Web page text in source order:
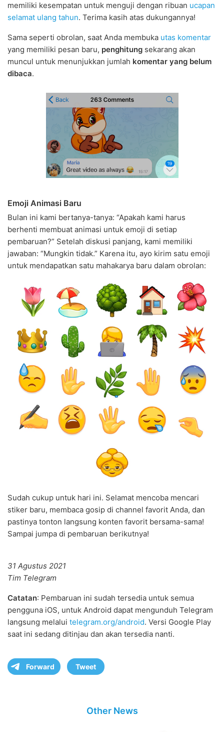
memiliki kesempatan untuk menguji dengan ribuan ucapan
selamat ulang tahun. Terima kasih atas dukungannya!
Sama seperti obrolan, saat Anda membuka utas komentar
yang memiliki pesan baru, penghitung sekarang akan
muncul untuk menunjukkan jumlah komentar yang belum
dibaca.
Emoji Animasi Baru
Bulan ini kami bertanya-tanya: “Apakah kami harus
berhenti membuat animasi untuk emoji di setiap
pembaruan?” Setelah diskusi panjang, kami memiliki
jawaban: “Mungkin tidak.” Karena itu, ayo kirim satu emoji
untuk mendapatkan satu mahakarya baru dalam obrolan:
Sudah cukup untuk hari ini. Selamat mencoba mencari
stiker baru, membaca gosip di channel favorit Anda, dan
pastinya tonton langsung konten favorit bersama-sama!
Sampai jumpa di pembaruan berikutnya!
31 Agustus 2021
Tim Telegram
Catatan: Pembaruan ini sudah tersedia untuk semua
pengguna iOS, untuk Android dapat mengunduh Telegram
langsung melalui telegram.org/android. Versi Google Play
saat ini sedang ditinjau dan akan tersedia nanti.
Forward Tweet
Other News